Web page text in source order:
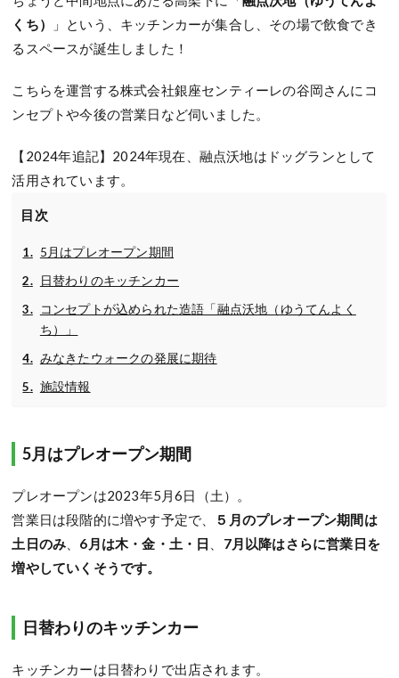
くち）
」という、キッチンカーが集合し、その場で飲食でき
るスペースが誕生しました！
こちらを運営する株式会社銀座センティーレの谷岡さんにコ
ンセプトや今後の営業日など伺いました。
【2024年追記】2024年現在、融点沃地はドッグランとして
活用されています。
目次
5月はプレオープン期間
日替わりのキッチンカー
コンセプトが込められた造語「融点沃地（ゆうてんよく
ち）」
みなきたウォークの発展に期待
施設情報
5月はプレオープン期間
プレオープンは2023年5月6日（土）。
営業日は段階的に増やす予定で、
５月のプレオープン期間は
土日のみ
6月は木・金・土・日
7月以降はさらに営業日を
増やしていくそうです。
日替わりのキッチンカー
キッチンカーは日替わりで出店されます。